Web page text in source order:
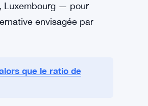
des défis réglementaires
enverrait un signal
seul pays de l’UE, et